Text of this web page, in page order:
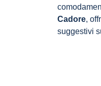
Cadore,
suggestivi